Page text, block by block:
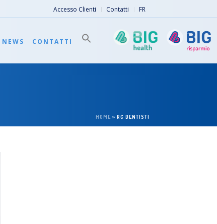
Accesso Clienti Contatti FR
NEWS CONTATTI
HOME » RC DENTISTI